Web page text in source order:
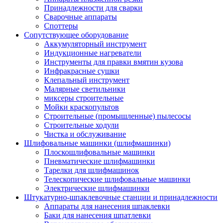
Принадлежности для сварки
Сварочные аппараты
Споттеры
Сопутствующее оборудование
Аккумуляторный инструмент
Индукционные нагреватели
Инструменты для правки вмятин кузова
Инфракрасные сушки
Клепальный инструмент
Малярные светильники
миксеры строительные
Мойки краскопультов
Строительные (промышленные) пылесосы
Строительные ходули
Чистка и обслуживание
Шлифовальные машинки (шлифмашинки)
Плоскошлифовальные машинки
Пневматические шлифмашинки
Тарелки для шлифмашинок
Телескопические шлифовальные машинки
Электрические шлифмашинки
Штукатурно-шпаклевочные станции и принадлежности
Аппараты для нанесения шпаклевки
Баки для нанесения шпатлевки